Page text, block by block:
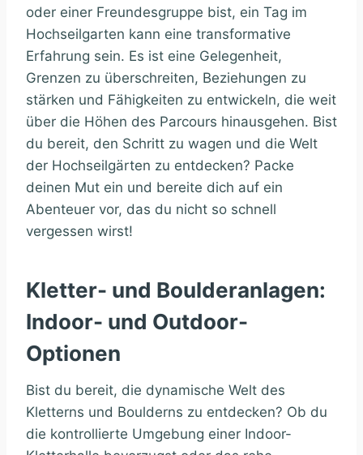
oder einer Freundesgruppe bist, ein Tag im
Hochseilgarten kann eine transformative
Erfahrung sein. Es ist eine Gelegenheit,
Grenzen zu überschreiten, Beziehungen zu
stärken und Fähigkeiten zu entwickeln, die weit
über die Höhen des Parcours hinausgehen. Bist
du bereit, den Schritt zu wagen und die Welt
der Hochseilgärten zu entdecken? Packe
deinen Mut ein und bereite dich auf ein
Abenteuer vor, das du nicht so schnell
vergessen wirst!
Kletter- und Boulderanlagen:
Indoor- und Outdoor-
Optionen
Bist du bereit, die dynamische Welt des
Kletterns und Boulderns zu entdecken? Ob du
die kontrollierte Umgebung einer Indoor-